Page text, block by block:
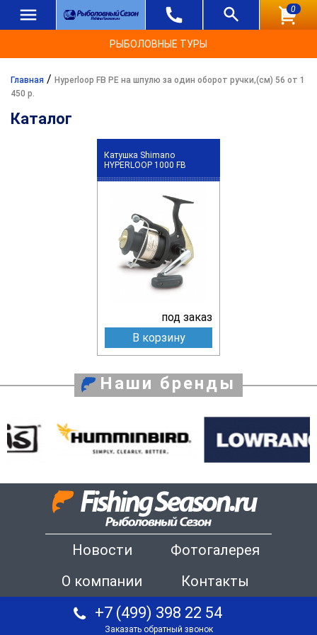
0
РЫБОЛОВНЫЕ ТУРЫ
Главная / Hyperloop FB PE на шпулю за один оборот ручки,(см) 56 от 1
450 р.
Каталог
Катушка Shimano
HYPERLOOP 1000 FB
под заказ
В корзину
Наши бренды
Новости
Фотогалерея
О компании
Контакты
+7 (499) 398 22 54
Заказать обратный звонок